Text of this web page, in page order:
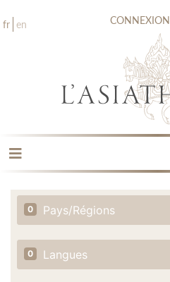
fr en CONNEXION
LES ÉDITIONS
LA LIBRAIRIE
CATALOGUE
MÉDIATHÈQUE
NOUVEAUTÉS / À PARAÎTRE
0 Pays/Régions
0 Langues